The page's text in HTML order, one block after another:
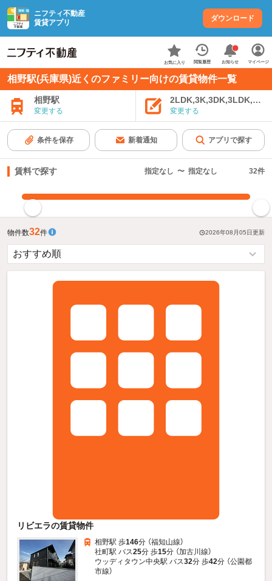
ニフティ不動産
賃貸アプリ
ダウンロード
お気に入り 閲覧履歴 お知らせ マイページ
相野駅(兵庫県)近くのファミリー向けの賃貸物件一覧
相野駅
変更する 変更する
条件を保存 新着通知 アプリで探す
賃料で探す 指定なし 〜 指定なし 32件
物件数32件 2026年08月05日更新
リビエラの賃貸物件
相野駅 歩146分 （福知山線）
社町駅 バス25分 歩15分 （加古川線）
ウッディタウン中央駅 バス32分 歩42分 （公園都
市線）